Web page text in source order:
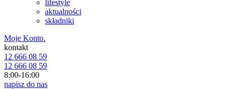
lifestyle
aktualności
składniki
Moje Konto.
kontakt
12 666 08 59
12 666 08 59
8:00-16:00
napisz do nas